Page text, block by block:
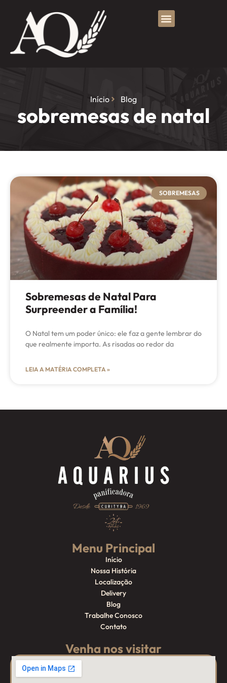
Início Blog
sobremesas de natal
SOBREMESAS
Sobremesas de Natal Para
Surpreender a Família!
O Natal tem um poder único: ele faz a gente lembrar do
que realmente importa. As risadas ao redor da
LEIA A MATÉRIA COMPLETA »
Menu Principal
Início
Nossa História
Localização
Delivery
Blog
Trabalhe Conosco
Contato
Venha nos visitar